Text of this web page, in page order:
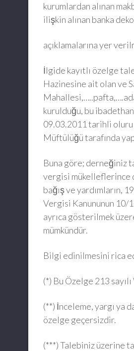
kurumlardan alınan
ilişkin alınan banka
açıklamalarına yer
İlgide kayıtlı özelge
Hazinesine ait olan ve
kurulduğu, bu
09.03.2011 tarihli oluru
Müftülüğü tarafında
Buna göre; derneğiniz
vergisi mükelleflerince
bağış ve yardımların,
Vergisi Kanununun 10/
ayrıca gösterilmek
mümkündür.
Bilgi edinilmesini rica
(*) Bu Özelge 213
(**) İnceleme, yargı ya
özelge geçersizdir.
(***) Talebiniz üzerine